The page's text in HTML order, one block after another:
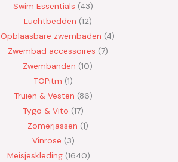
Swim Essentials 43
Luchtbedden 12
Opblaasbare zwembaden 4
Zwembad accessoires 7
Zwembanden 10
TOPitm 1
Truien & Vesten 86
Tygo & Vito 17
Zomerjassen 1
Vinrose 3
Meisjeskleding 1640